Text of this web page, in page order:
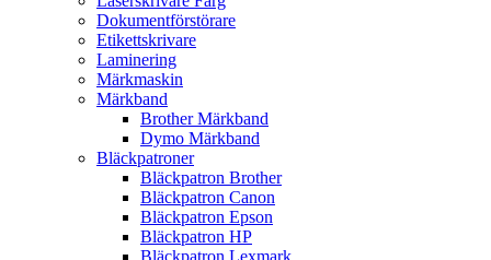
Dokumentförstörare
Etikettskrivare
Laminering
Märkmaskin
Märkband
Brother Märkband
Dymo Märkband
Bläckpatroner
Bläckpatron Brother
Bläckpatron Canon
Bläckpatron Epson
Bläckpatron HP
Bläckpatron Lexmark